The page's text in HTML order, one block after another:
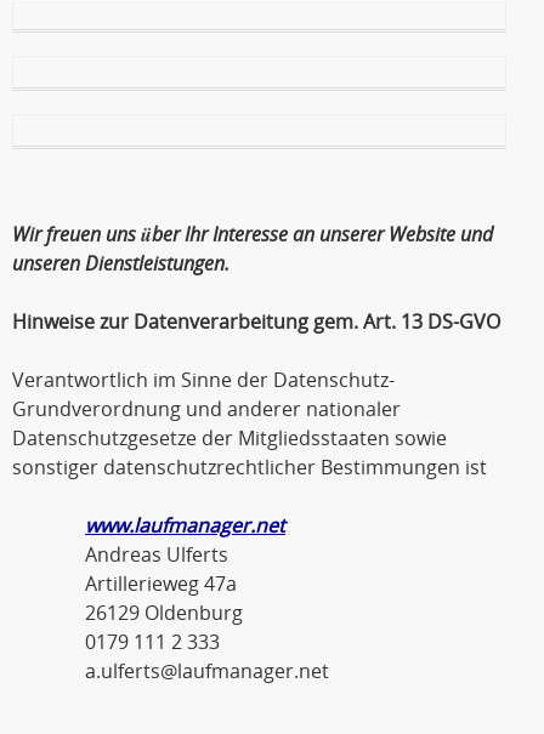
Wir freuen uns über Ihr Interesse an unserer Website und
unseren Dienstleistungen.
Hinweise zur Datenverarbeitung gem. Art. 13 DS-GVO
Verantwortlich im Sinne der Datenschutz-
Grundverordnung und anderer nationaler
Datenschutzgesetze der Mitgliedsstaaten sowie
sonstiger datenschutzrechtlicher Bestimmungen ist
www.laufmanager.net
Andreas Ulferts
Artillerieweg 47a
26129 Oldenburg
0179 111 2 333
a.ulferts@laufmanager.net